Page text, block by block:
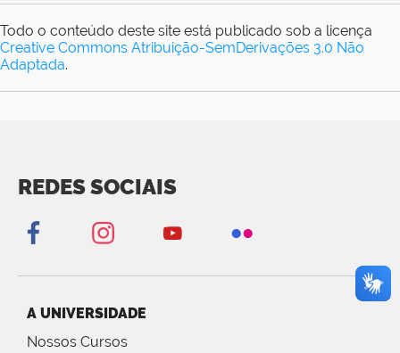
Todo o conteúdo deste site está publicado sob a licença
Creative Commons Atribuição-SemDerivações 3.0 Não
Adaptada.
REDES SOCIAIS
A UNIVERSIDADE
Nossos Cursos